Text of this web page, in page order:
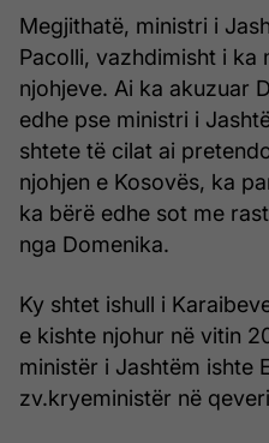
Megjithatë, ministri i
Pacolli, vazhdimisht i
njohjeve. Ai ka akuzuar
edhe pse ministri i
shtete të cilat ai
njohjen e Kosovës, ka
ka bërë edhe sot me
nga Domenika.
Ky shtet ishull i
e kishte njohur në vitin
ministër i Jashtëm ishte
zv.kryeministër në